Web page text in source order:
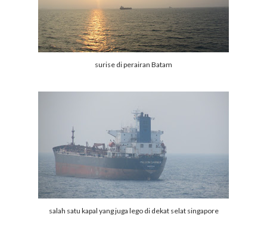
surise di perairan Batam
salah satu kapal yang juga lego di dekat selat singapore